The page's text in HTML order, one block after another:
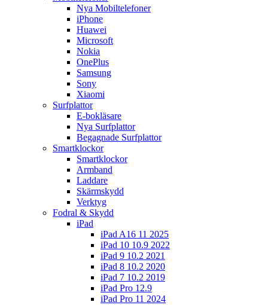
Nya Mobiltelefoner
iPhone
Huawei
Microsoft
Nokia
OnePlus
Samsung
Sony
Xiaomi
Surfplattor
E-bokläsare
Nya Surfplattor
Begagnade Surfplattor
Smartklockor
Smartklockor
Armband
Laddare
Skärmskydd
Verktyg
Fodral & Skydd
iPad
iPad A16 11 2025
iPad 10 10.9 2022
iPad 9 10.2 2021
iPad 8 10.2 2020
iPad 7 10.2 2019
iPad Pro 12.9
iPad Pro 11 2024